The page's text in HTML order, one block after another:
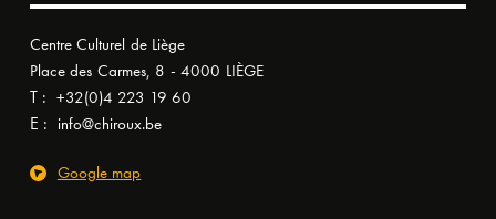
Centre Culturel de Liège
Place des Carmes, 8 - 4000 LIÈGE
T : +32(0)4 223 19 60
E : info@chiroux.be
Google map